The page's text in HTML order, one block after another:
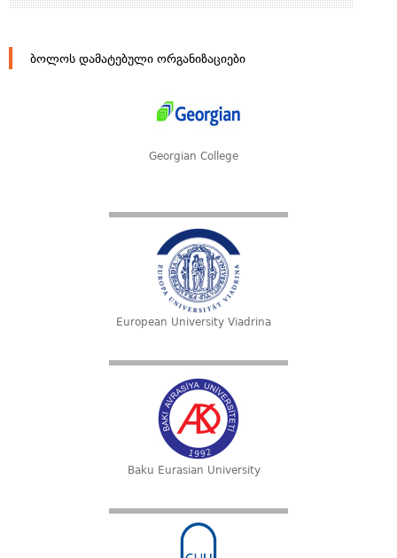
ბოლოს დამატებული ორგანიზაციები
Georgian College
European University Viadrina
Baku Eurasian University